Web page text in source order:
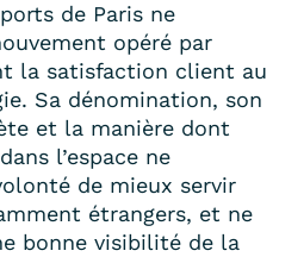
de Paris ne
opéré par
la satisfaction client au
Sa dénomination, son
et la manière dont
l’espace ne
de mieux servir
étrangers, et ne
bonne visibilité de la